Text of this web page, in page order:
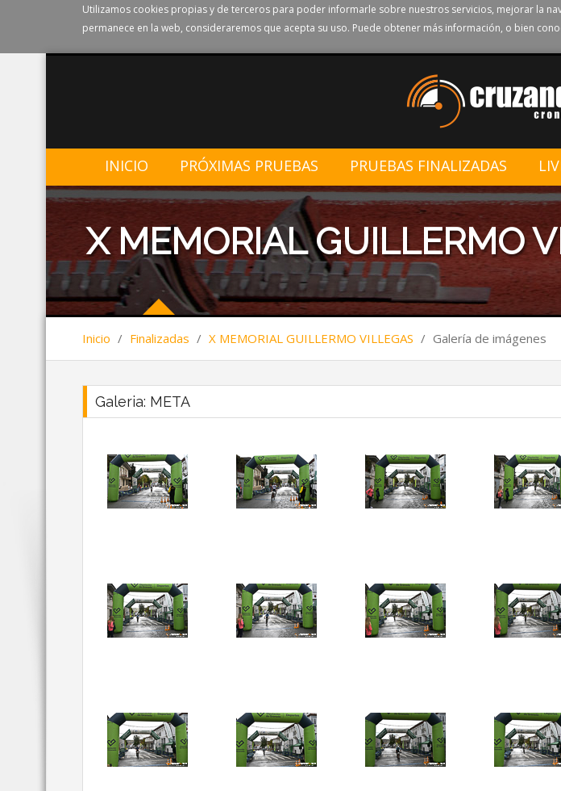
Utilizamos cookies propias y de terceros para poder informarle sobre nuestros servicios, mejorar la
permanece en la web, consideraremos que acepta su uso. Puede obtener más información, o bien
INICIO PRÓXIMAS PRUEBAS PRUEBAS FINALIZADAS
X MEMORIAL GUILLERMO
Inicio / Finalizadas / X MEMORIAL GUILLERMO VILLEGAS / Galería de imágenes
Galeria: META